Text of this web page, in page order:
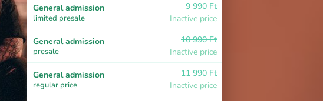
General admission
limited presale
9 990 Ft
Inactive price
General admission
presale
10 990 Ft
Inactive price
General admission
regular price
11 990 Ft
Inactive price